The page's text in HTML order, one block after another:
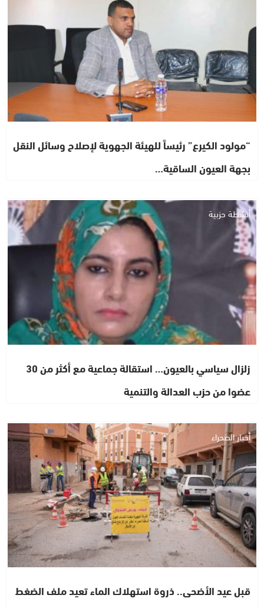
“مولود الكيرع” رئيساً للهيئة الجهوية لإصلاح وسائل النقل
بجهة العيون الساقية…
أنشطة حزبية
زلزال سياسي بالعيون… استقالة جماعية مع أكثر من 30
عضوا من حزب العدالة والتنمية
أخبار الصحراء
قبل عيد الأضحى.. ذروة استهلاك الماء تعيد ملف الضغط